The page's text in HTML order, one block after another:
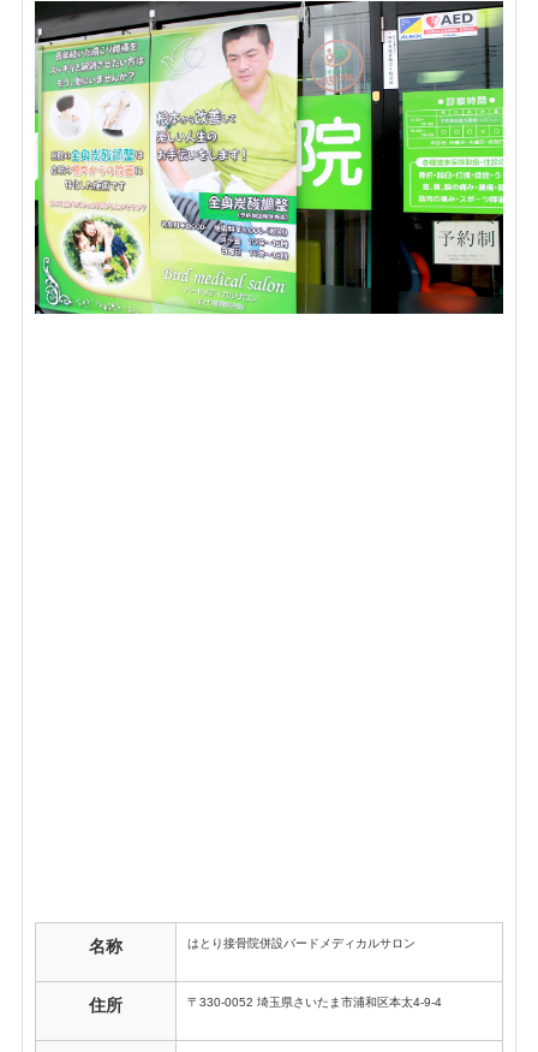
名称 はとり接骨院併設バードメディカルサロン
住所 〒330-0052 埼玉県さいたま市浦和区本太4-9-4